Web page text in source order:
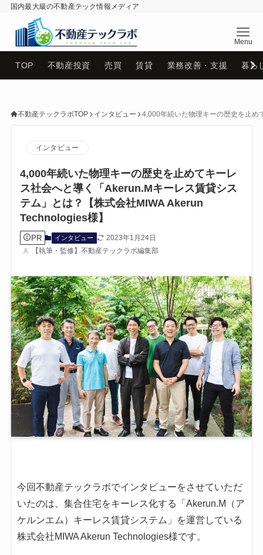
国内最大級の不動産テック情報メディア
不動産テックラボ
TOP 不動産投資 売買 賃貸 業務改善・支援 暮ら
不動産テックラボTOP インタビュー 4,000年続いた物理キーの歴史を止め
インタビュー
4,000年続いた物理キーの歴史を止めてキーレ
ス社会へと導く「Akerun.Mキーレス賃貸シス
テム」とは？【株式会社MIWA Akerun
Technologies様】
PR インタビュー
2023年1月24日
【執筆・監修】不動産テックラボ編集部
今回不動産テックラボでインタビューをさせていただ
いたのは、集合住宅をキーレス化する「Akerun.M（ア
ケルンエム）キーレス賃貸システム」を運営している
株式会社MIWA Akerun Technologies様です。